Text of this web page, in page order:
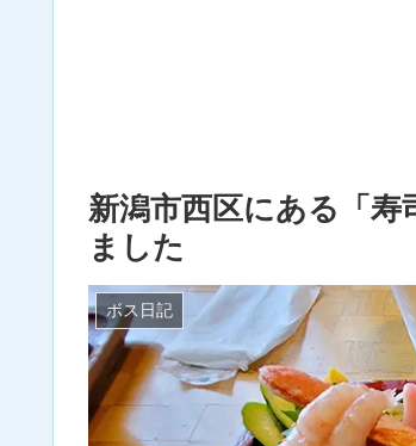
新潟市西区にある「
ました
ボス日記